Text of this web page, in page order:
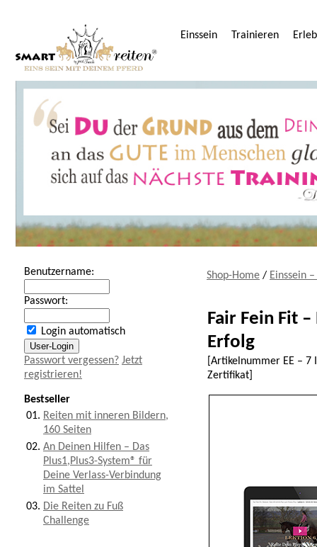
Einssein Trainieren
Benutzername:
Passwort:
Login automatisch
Passwort vergessen? Jetzt
registrieren!
Bestseller
01. Reiten mit inneren Bildern,
160 Seiten
02. An Deinen Hilfen – Das
Plus1,Plus3-System® für
Deine Verlass-Verbindung
im Sattel
03. Die Reiten zu Fuß
Challenge
Shop-Home / Einssein
Fair Fein Fit
Erfolg
[Artikelnummer EE – 7
Zertifikat